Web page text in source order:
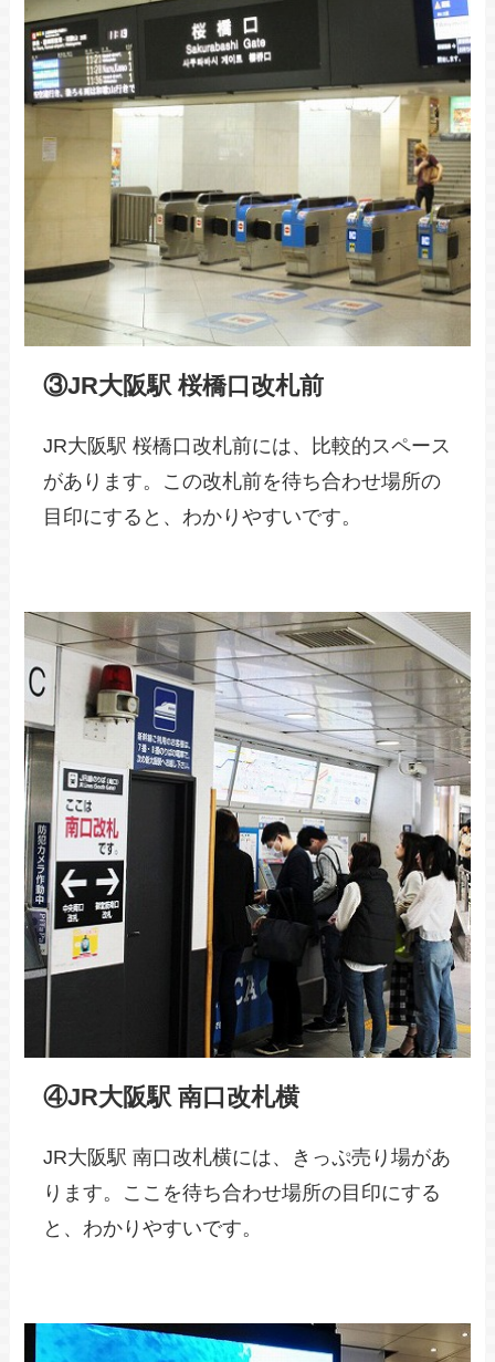
③JR大阪駅 桜橋口改札前
JR大阪駅 桜橋口改札前には、比較的スペース
があります。この改札前を待ち合わせ場所の
目印にすると、わかりやすいです。
④JR大阪駅 南口改札横
JR大阪駅 南口改札横には、きっぷ売り場があ
ります。ここを待ち合わせ場所の目印にする
と、わかりやすいです。